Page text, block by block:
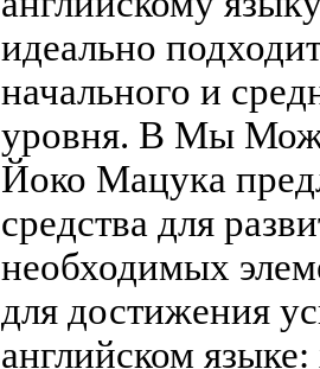
идеально
начального и
уровня. В Мы
Йоко Мацука
средства для
необходимых
для достижения
английском